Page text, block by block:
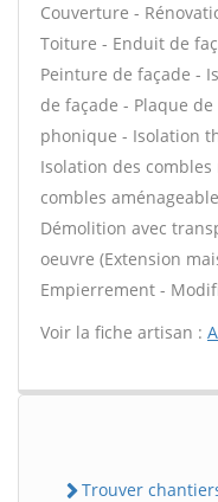
Couverture -
Toiture - Enduit de
Peinture de façade -
de façade - Plaque
phonique - Isolation
Isolation des
combles
Démolition avec
oeuvre (Extension
Empierrement -
Voir la fiche artisan :
Trouver